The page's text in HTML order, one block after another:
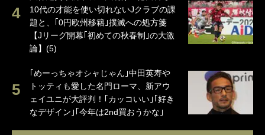
10代の才能を使い切れないJクラブの課
題と、｢0円欧州移籍｣撲滅への処方箋
【Jリーグ開幕｢初めての秋春制｣の大激
論】(5)
｢めーっちゃオシャじゃん｣中田英寿や
トッティも愛した名門ローマ、新アウ
ェイユニが大評判！｢カッコいい｣｢好き
なデザイン｣｢今年は2nd買おうかな｣